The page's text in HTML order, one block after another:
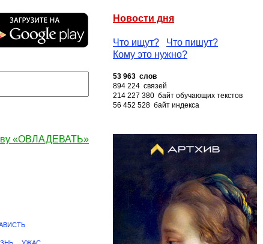
Новости дня
Что ищут?
Что пишут?
Кому это нужно?
53 963 слов
894 224 связей
214 227 380 байт обучающих текстов
56 452 528 байт индекса
«ОВЛАДЕВАТЬ»